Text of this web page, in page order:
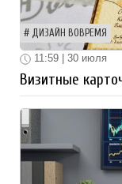
ДИЗАЙН ВОВРЕМЯ
11:59 | 30 июля
Визитные